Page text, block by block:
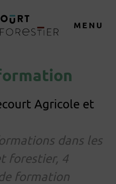
MENU
Agricole et
dans les
forestier, 4
formation